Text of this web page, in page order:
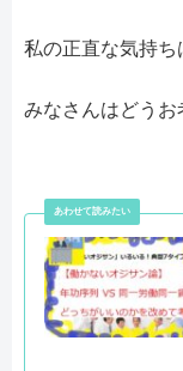
私の正直な気持ち
みなさんはどうお